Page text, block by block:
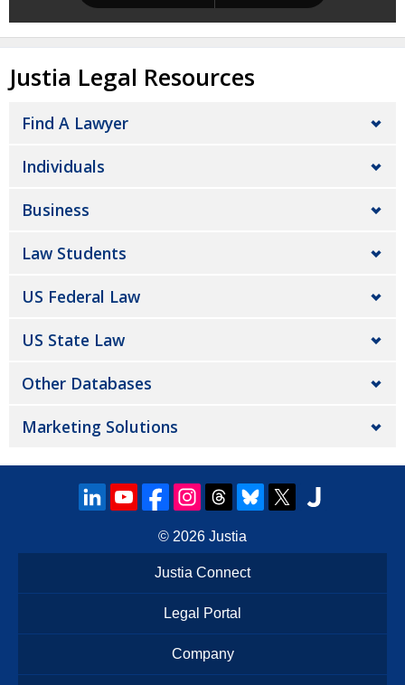
Justia Legal Resources
Find A Lawyer
Individuals
Business
Law Students
US Federal Law
US State Law
Other Databases
Marketing Solutions
© 2026 Justia
Justia Connect
Legal Portal
Company